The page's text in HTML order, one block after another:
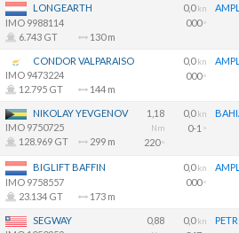
LONGEARTH
IMO 9988114
6.743 GT
130 m
0,0kn
000º
CONDOR VALPARAISO
IMO 9473224
12.795 GT
144 m
0,0kn
000º
NIKOLAY YEVGENOV
IMO 9750725
128.969 GT
299 m
1,18
Nm
220º
0,0kn
0-1 º
BIGLIFT BAFFIN
IMO 9758557
23.134 GT
173 m
0,0kn
000º
SEGWAY
0,88 0,0kn